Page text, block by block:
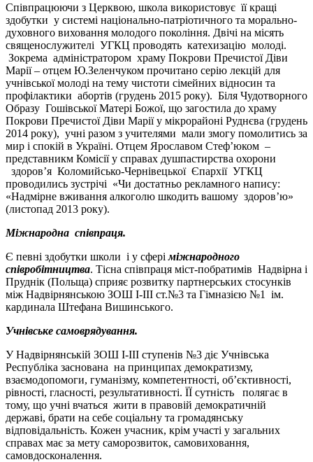
Співпрацюючи з Церквою, школа використовує її кращі
здобутки у системі національно-патріотичного та морально-
духовного виховання молодого покоління. Двічі на місять
священослужителі УГКЦ проводять катехизацію молоді.
Зокрема адміністратором храму Покрови Пречистої Діви
Марії – отцем Ю.Зеленчуком прочитано серію лекцій для
учнівської молоді на тему чистоти сімейних відносин та
профілактики абортів (грудень 2015 року). Біля Чудотворного
Образу Гошівської Матері Божої, що загостила до храму
Покрови Пречистої Діви Марії у мікрорайоні Руднєва (грудень
2014 року), учні разом з учителями мали змогу помолитись за
мир і спокій в Україні. Отцем Ярославом Стеф’юком –
представникм Комісії у справах душпастирства охорони
здоров’я Коломийсько-Чернівецької Єпархії УГКЦ
проводились зустрічі «Чи достатньо рекламного напису:
«Надмірне вживання алкоголю шкодить вашому здоров’ю»
(листопад 2013 року).
Міжнародна співпраця.
Є певні здобутки школи і у сферіміжнародного
співробітництва. Тісна співпраця міст-побратимів Надвірна і
Пруднік (Польща) сприяє розвитку партнерських стосунків
між Надвірнянською ЗОШ І-ІІІ ст.№3 та Гімназією №1 ім.
кардинала Штефана Вишинського.
Учнівське самоврядування.
У Надвірнянській ЗОШ І-ІІІ ступенів №3 діє Учнівська
Республіка заснована на принципах демократизму,
взаємодопомоги, гуманізму, компетентності, об’єктивності,
рівності, гласності, результативності. ЇЇ сутність полягає в
тому, що учні вчаться жити в правовій демократичній
державі, брати на себе соціальну та громадянську
відповідальність. Кожен учасник, крім участі у загальних
справах має за мету саморозвиток, самовиховання,
самовдосконалення.